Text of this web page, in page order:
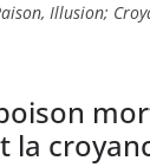
Illusion;
la